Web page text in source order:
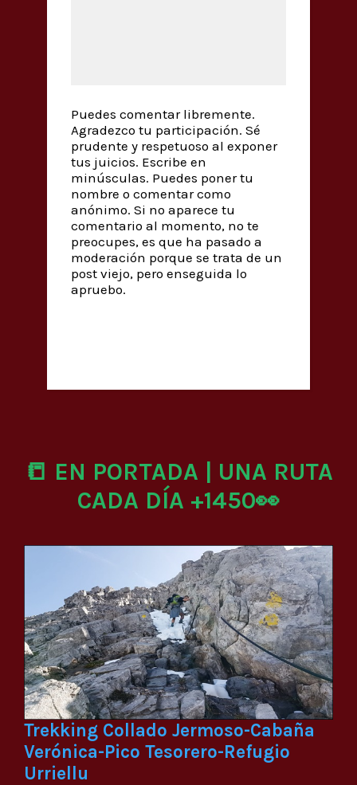
Puedes comentar libremente.
Agradezco tu participación. Sé
prudente y respetuoso al exponer
tus juicios. Escribe en
minúsculas. Puedes poner tu
nombre o comentar como
anónimo. Si no aparece tu
comentario al momento, no te
preocupes, es que ha pasado a
moderación porque se trata de un
post viejo, pero enseguida lo
apruebo.
📒 EN PORTADA | UNA RUTA
CADA DÍA +1450👀
Trekking Collado Jermoso-Cabaña
Verónica-Pico Tesorero-Refugio
Urriellu